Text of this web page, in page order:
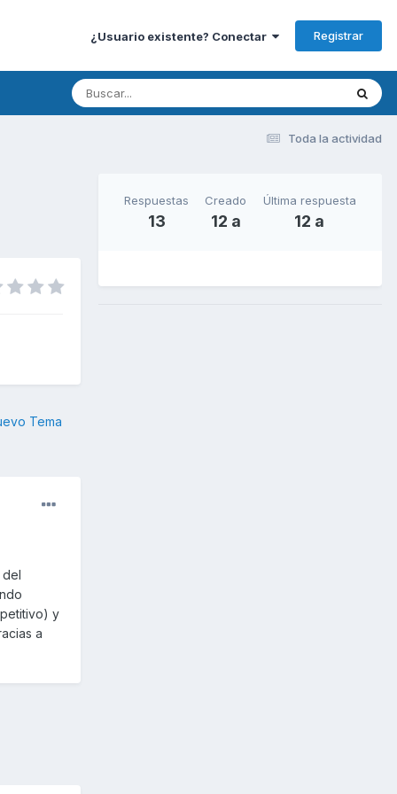
¿Usuario existente? Conectar Registrar
Toda la actividad
Tema
del
y
a
Respuestas
13
Creado
12 a
Última respuesta
12 a